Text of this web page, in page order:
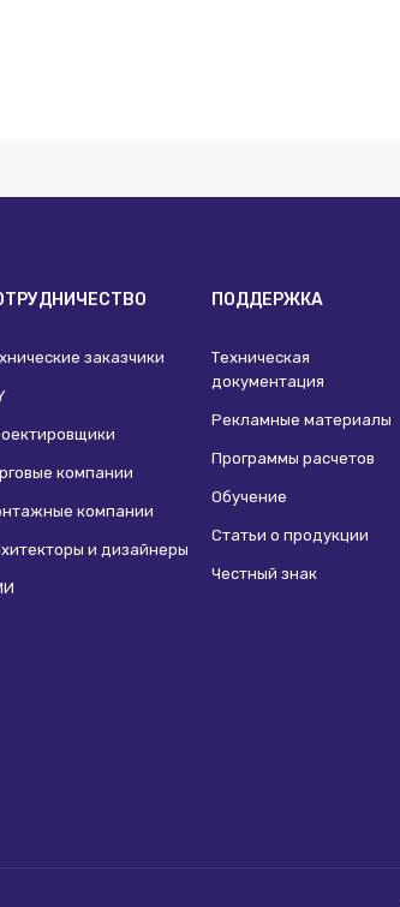
заказчики
компании
компании
и дизайнеры
ПОДДЕРЖКА
Техническая
документация
Рекламные материалы
Программы расчетов
Обучение
Статьи о продукции
Честный знак